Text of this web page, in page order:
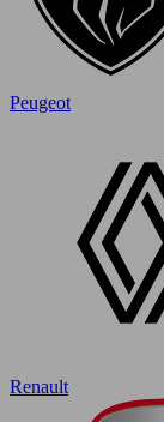
Peugeot
Renault